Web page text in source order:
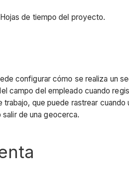
de tiempo del proyecto.
configurar cómo se realiza un
campo del empleado cuando
que puede rastrear
salir de una geocerca.